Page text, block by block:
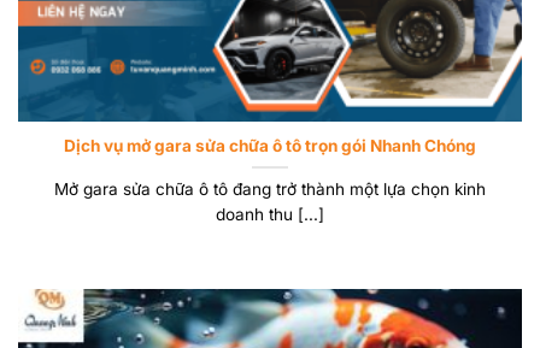
Dịch vụ mở gara sửa chữa ô tô trọn gói Nhanh Chóng
Mở gara sửa chữa ô tô đang trở thành một lựa chọn kinh
doanh thu [...]